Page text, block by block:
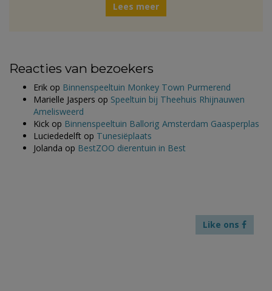
Lees meer
Reacties van bezoekers
Erik op Binnenspeeltuin Monkey Town Purmerend
Marielle Jaspers op Speeltuin bij Theehuis Rhijnauwen
Amelisweerd
Kick op Binnenspeeltuin Ballorig Amsterdam Gaasperplas
Luciededelft op Tunesiëplaats
Jolanda op BestZOO dierentuin in Best
Like ons